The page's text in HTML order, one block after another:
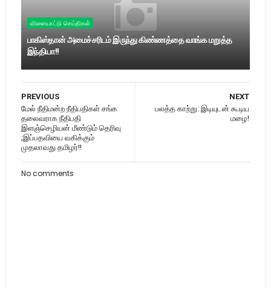
விளையாட்டு செய்திகள்
பாகிஸ்தான் அமைச்சரிடம் இருந்து கிண்ணத்தை வாங்க மறுத்த
இந்தியா!!
NEXT
பலத்த காற்று: இடியுடன் கூடிய
மழை!
PREVIOUS
மேல் நீதிமன்ற நீதிபதிகள் சங்க
தலைவராக நீதிபதி
இளஞ்செழியன் மீண்டும் தெரிவு
;இப்பதவியை வகிக்கும்
முதலாவது தமிழர்!!
No comments